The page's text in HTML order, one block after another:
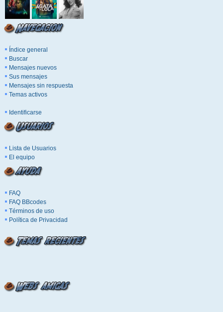
Índice general
Buscar
Mensajes nuevos
Sus mensajes
Mensajes sin respuesta
Temas activos
Identificarse
Lista de Usuarios
El equipo
FAQ
FAQ BBcodes
Términos de uso
Política de Privacidad